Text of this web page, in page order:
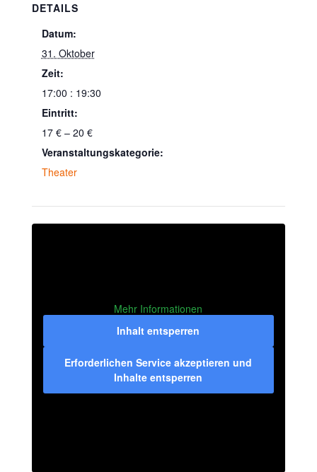
DETAILS
Datum:
31. Oktober
Zeit:
17:00 : 19:30
Eintritt:
17 € – 20 €
Veranstaltungskategorie:
Theater
Mehr Informationen
Inhalt entsperren
Erforderlichen Service akzeptieren und
Inhalte entsperren